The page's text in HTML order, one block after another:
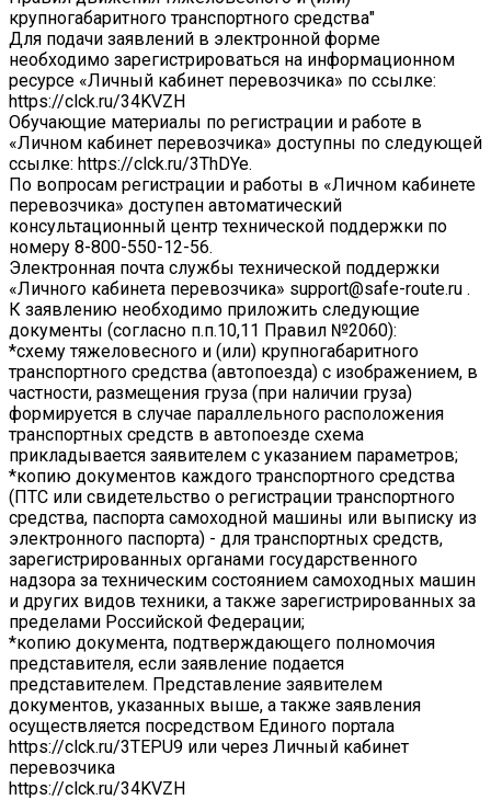
крупногабаритного транспортного средства"
Для подачи заявлений в электронной форме
необходимо зарегистрироваться на информационном
ресурсе «Личный кабинет перевозчика» по ссылке:
https://clck.ru/34KVZH
Обучающие материалы по регистрации и работе в
«Личном кабинет перевозчика» доступны по следующей
ссылке: https://clck.ru/3ThDYe.
По вопросам регистрации и работы в «Личном кабинете
перевозчика» доступен автоматический
консультационный центр технической поддержки по
номеру 8-800-550-12-56.
Электронная почта службы технической поддержки
«Личного кабинета перевозчика» support@safe-route.ru .
К заявлению необходимо приложить следующие
документы (согласно п.п.10,11 Правил №2060):
*схему тяжеловесного и (или) крупногабаритного
транспортного средства (автопоезда) с изображением, в
частности, размещения груза (при наличии груза)
формируется в случае параллельного расположения
транспортных средств в автопоезде схема
прикладывается заявителем с указанием параметров;
*копию документов каждого транспортного средства
(ПТС или свидетельство о регистрации транспортного
средства, паспорта самоходной машины или выписку из
электронного паспорта) - для транспортных средств,
зарегистрированных органами государственного
надзора за техническим состоянием самоходных машин
и других видов техники, а также зарегистрированных за
пределами Российской Федерации;
*копию документа, подтверждающего полномочия
представителя, если заявление подается
представителем. Представление заявителем
документов, указанных выше, а также заявления
осуществляется посредством Единого портала
https://clck.ru/3TEPU9 или через Личный кабинет
перевозчика
https://clck.ru/34KVZH